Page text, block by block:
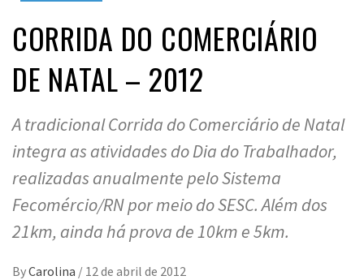
CORRIDA DO COMERCIÁRIO
DE NATAL – 2012
A tradicional Corrida do Comerciário de Natal
integra as atividades do Dia do Trabalhador,
realizadas anualmente pelo Sistema
Fecomércio/RN por meio do SESC. Além dos
21km, ainda há prova de 10km e 5km.
ByCarolina / 12 de abril de 2012